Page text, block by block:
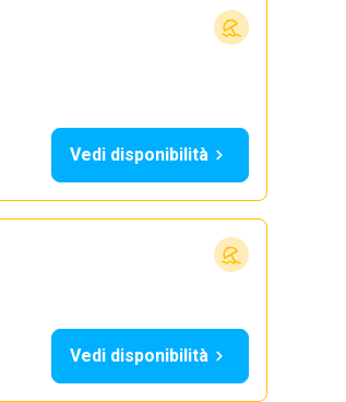
Vedi disponibilità
Vedi disponibilità